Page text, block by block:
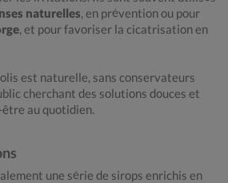
naturelles, en prévention ou pour
, et pour favoriser la cicatrisation en
est naturelle, sans conservateurs
cherchant des solutions douces et
au quotidien.
une série de sirops enrichis en